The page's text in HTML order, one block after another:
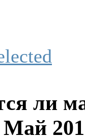
ли
Май